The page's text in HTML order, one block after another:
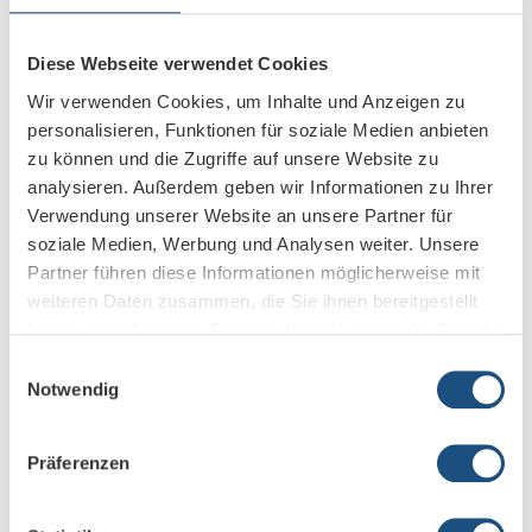
Diese Webseite verwendet Cookies
Wir verwenden Cookies, um Inhalte und Anzeigen zu
personalisieren, Funktionen für soziale Medien anbieten
zu können und die Zugriffe auf unsere Website zu
analysieren. Außerdem geben wir Informationen zu Ihrer
Verwendung unserer Website an unsere Partner für
soziale Medien, Werbung und Analysen weiter. Unsere
Partner führen diese Informationen möglicherweise mit
weiteren Daten zusammen, die Sie ihnen bereitgestellt
Notwendig
Präferenzen
Multitouch Display
und ist die optimale Konferenzraumlösung für interaktive